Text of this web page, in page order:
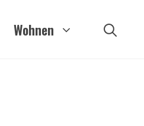
Wohnen